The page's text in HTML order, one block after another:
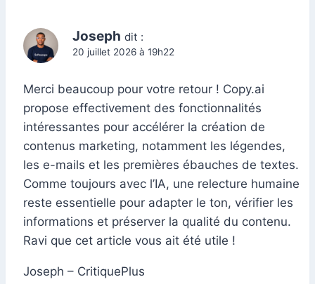
Joseph dit :
20 juillet 2026 à 19h22
Merci beaucoup pour votre retour ! Copy.ai
propose effectivement des fonctionnalités
intéressantes pour accélérer la création de
contenus marketing, notamment les légendes,
les e-mails et les premières ébauches de textes.
Comme toujours avec l’IA, une relecture humaine
reste essentielle pour adapter le ton, vérifier les
informations et préserver la qualité du contenu.
Ravi que cet article vous ait été utile !
Joseph – CritiquePlus